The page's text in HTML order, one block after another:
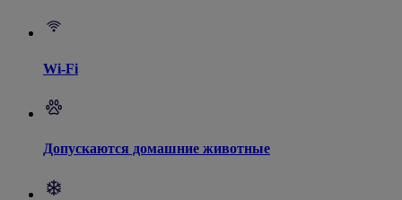
Wi-Fi
Допускаются домашние животные